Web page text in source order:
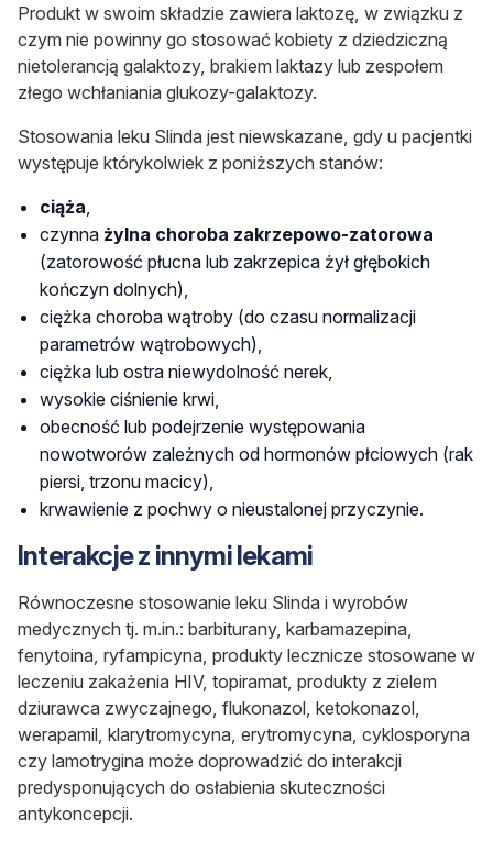
Produkt w swoim składzie zawiera laktozę, w związku z
czym nie powinny go stosować kobiety z dziedziczną
nietolerancją galaktozy, brakiem laktazy lub zespołem
złego wchłaniania glukozy-galaktozy.
Stosowania leku Slinda jest niewskazane, gdy u pacjentki
występuje którykolwiek z poniższych stanów:
ciąża
czynna żylna choroba zakrzepowo-zatorowa
(zatorowość płucna lub zakrzepica żył głębokich
kończyn dolnych),
ciężka choroba wątroby (do czasu normalizacji
parametrów wątrobowych),
ciężka lub ostra niewydolność nerek,
wysokie ciśnienie krwi,
obecność lub podejrzenie występowania
nowotworów zależnych od hormonów płciowych (rak
piersi, trzonu macicy),
krwawienie z pochwy o nieustalonej przyczynie.
Interakcje z innymi lekami
Równoczesne stosowanie leku Slinda i wyrobów
medycznych tj. m.in.: barbiturany, karbamazepina,
fenytoina, ryfampicyna, produkty lecznicze stosowane w
leczeniu zakażenia HIV, topiramat, produkty z zielem
dziurawca zwyczajnego, flukonazol, ketokonazol,
werapamil, klarytromycyna, erytromycyna, cyklosporyna
czy lamotrygina może doprowadzić do interakcji
predysponujących do osłabienia skuteczności
antykoncepcji.